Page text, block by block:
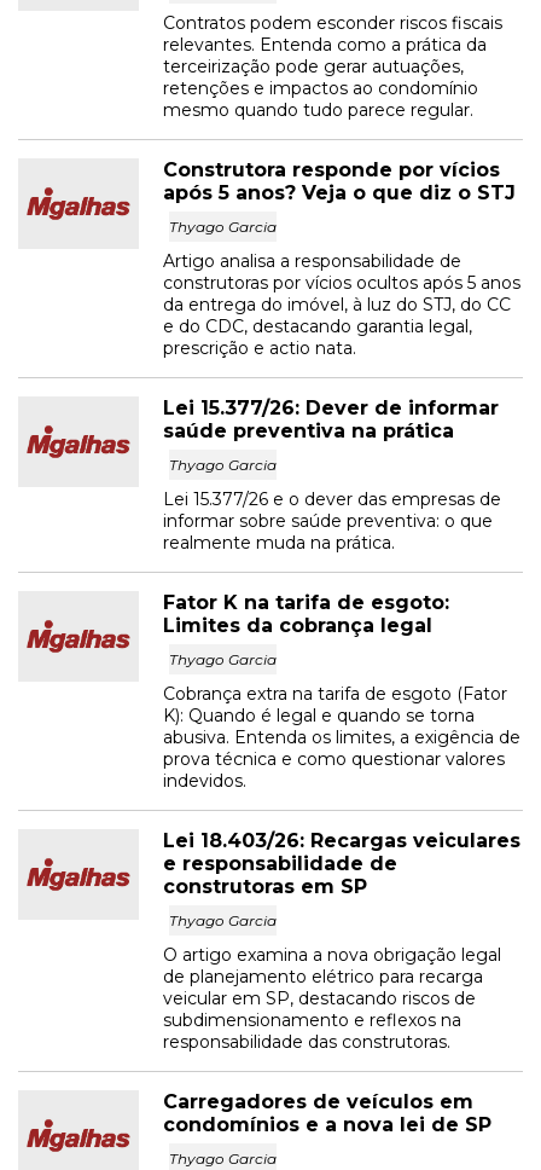
Contratos podem esconder riscos fiscais
relevantes. Entenda como a prática da
terceirização pode gerar autuações,
retenções e impactos ao condomínio
mesmo quando tudo parece regular.
Construtora responde por vícios
após 5 anos? Veja o que diz o STJ
Thyago Garcia
Artigo analisa a responsabilidade de
construtoras por vícios ocultos após 5 anos
da entrega do imóvel, à luz do STJ, do CC
e do CDC, destacando garantia legal,
prescrição e actio nata.
Lei 15.377/26: Dever de informar
saúde preventiva na prática
Thyago Garcia
Lei 15.377/26 e o dever das empresas de
informar sobre saúde preventiva: o que
realmente muda na prática.
Fator K na tarifa de esgoto:
Limites da cobrança legal
Thyago Garcia
Cobrança extra na tarifa de esgoto (Fator
K): Quando é legal e quando se torna
abusiva. Entenda os limites, a exigência de
prova técnica e como questionar valores
indevidos.
Lei 18.403/26: Recargas veiculares
e responsabilidade de
construtoras em SP
Thyago Garcia
O artigo examina a nova obrigação legal
de planejamento elétrico para recarga
veicular em SP, destacando riscos de
subdimensionamento e reflexos na
responsabilidade das construtoras.
Carregadores de veículos em
condomínios e a nova lei de SP
Thyago Garcia